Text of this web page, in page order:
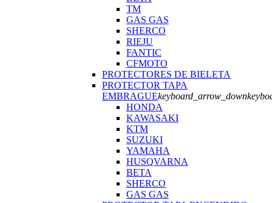
TM
GAS GAS
SHERCO
RIEJU
FANTIC
CFMOTO
PROTECTORES DE BIELETA
PROTECTOR TAPA
EMBRAGUEkeyboard_arrow_down
HONDA
KAWASAKI
KTM
SUZUKI
YAMAHA
HUSQVARNA
BETA
SHERCO
GAS GAS